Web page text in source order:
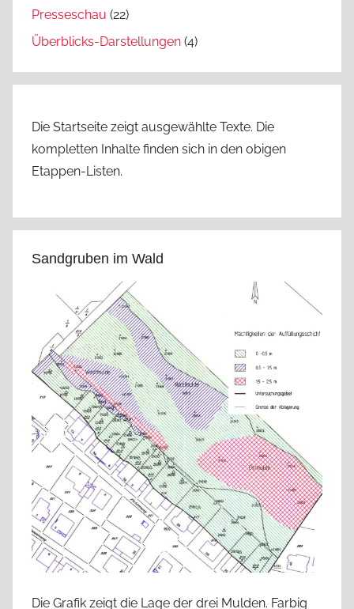
Presseschau (22)
Überblicks-Darstellungen (4)
Die Startseite zeigt ausgewählte Texte. Die
kompletten Inhalte finden sich in den obigen
Etappen-Listen.
Sandgruben im Wald
Die Grafik zeigt die Lage der drei Mulden. Farbig